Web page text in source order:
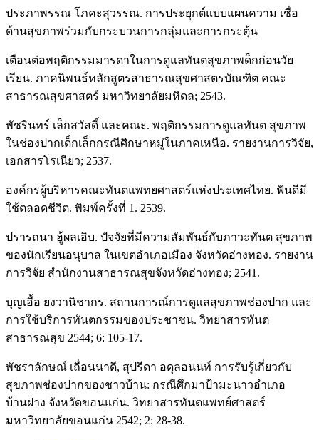
ประภาพรรณ โภคะสุวรรณ. การประยุกต์แบบแผนความ เชื่อ
ด้านสุขภาพร่วมกับกระบวนการกลุ่มและการกระตุ้น
เตือนต่อพฤติกรรมมารดาในการดูแลทันตสุขภาพด็กก่อนวัย
เรียน. ภาคนิพนธ์หลักสูตรสาธารณสุขศาสตรบัณฑิต คณะ
สาธารณสุขศาสตร์ มหาวิทยาลัยมหิดล; 2543.
พัชรินทร์ เล็กสวัสดิ์ และคณะ. พฤติกรรมการดูแลทันต สุขภาพ
ในช่องปากเด็กเล็กกรณีศึกษาหมู่ในภาคเหนือ. รายงานการวิจัย,
เอกสารโรเนียว; 2537.
องค์กรผู้บริหารคณะทันตแพทยศาสตร์แห่งประเทศไทย. ฟันดีมี
ใช้ตลอดชีวิต. พิมพ์ครั้งที่ 1. 2539.
ปรารถนา ฮู้ผลเอิบ. ปัจจัยที่มีความสัมพันธ์กับภาวะทันต สุขภาพ
ของนักเรียนอนุบาล ในเขตอำเภอเมือง จังหวัดอ่างทอง. รายงาน
การวิจัย สำนักงานสาธารณสุขจังหวัดอ่างทอง; 2541.
บุญเอื้อ ยงวานิชากร. สถานการณ์การดูแลสุขภาพช่องปาก และ
การใช้บริการทันตกรรมของประชาชน. วิทยาสารทันต
สาธารณสุข 2544; 6: 105-17.
พัชราลักษณ์ เถื่อนนาดี, สุปรีดา อดุลอนนท์ การรับรู้เกี่ยวกับ
สุขภาพช่องปากของชาวบ้าน: กรณีศึกมาป้ามะนาวอำเภอ
บ้านฝาง จังหวัดขอนแก่น. วิทยาสารทันตแพทย์ศาสตร์
มหาวิทยาลัยขอนแก่น 2542; 2: 28-38.